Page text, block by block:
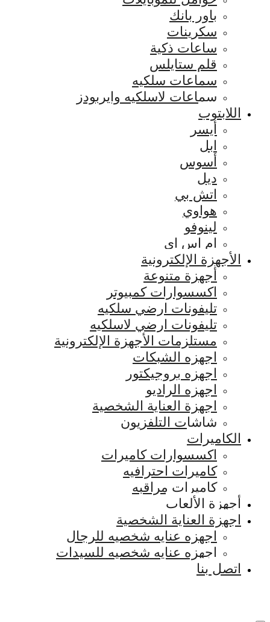
باور بانك
سكرينات
ساعات ذكية
قلم ستايلس
سماعات سلكيه
سماعات لاسلكيه وايربودز
اللابتوب
أيسر
ابل
أسوس
ديل
اتش بي
هواوي
لينوفو
ام اس اي
الأجهزة الإلكترونية
أجهزة متنوعة
اكسسوارات كمبيوتر
تليفونات ارضي سلكيه
تليفونات ارضي لاسلكيه
مستلزمات الأجهزة الإلكترونية
اجهزه الشبكات
اجهزه بروجيكتور
اجهزه الراديو
اجهزة العناية الشخصية
شاشات التلفزيون
الكاميرات
اكسسوارات كاميرات
كاميرات احترافيه
كاميرات مراقبه
أجهزة الألعاب
اجهزة العناية الشخصية
اجهزه عنايه شخصيه للرجال
اجهزه عنايه شخصيه للسيدات
اتصل بنا